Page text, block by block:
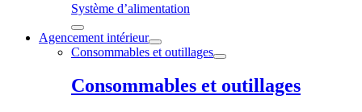
Système d’alimentation
Agencement intérieur
Consommables et outillages
Consommables et outillages